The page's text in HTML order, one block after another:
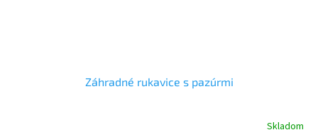
Záhradné rukavice s pazúrmi
Skladom